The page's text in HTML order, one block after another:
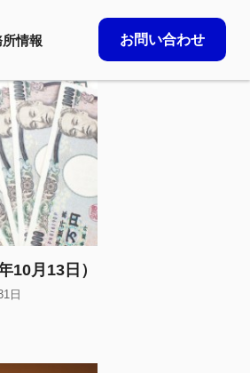
情報 お問い合わせ
10月13日）
日